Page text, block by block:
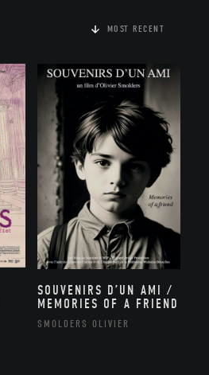
MOST RECENT
SOUVENIRS D’UN AMI /
MEMORIES OF A FRIEND
SMOLDERS OLIVIER